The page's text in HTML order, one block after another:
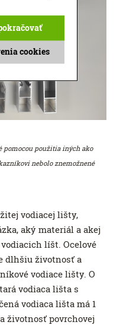
pomocou použitia iných ako
nebolo znemožnené
vodiacej lišty,
aký materiál a akej
líšt. Ocelové
dlhšiu životnosť a
vodiace lišty. O
vodiaca lišta s
vodiaca lišta má 1
životnosť povrchovej
cookies